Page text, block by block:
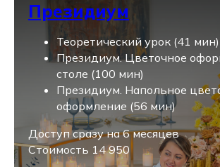
Президиум
Теоретический урок (41 мин)
Президиум. Цветочное
столе (100 мин)
Президиум. Напольное
оформление (56 мин)
Доступ сразу на 6 месяцев
Стоимость 14 950